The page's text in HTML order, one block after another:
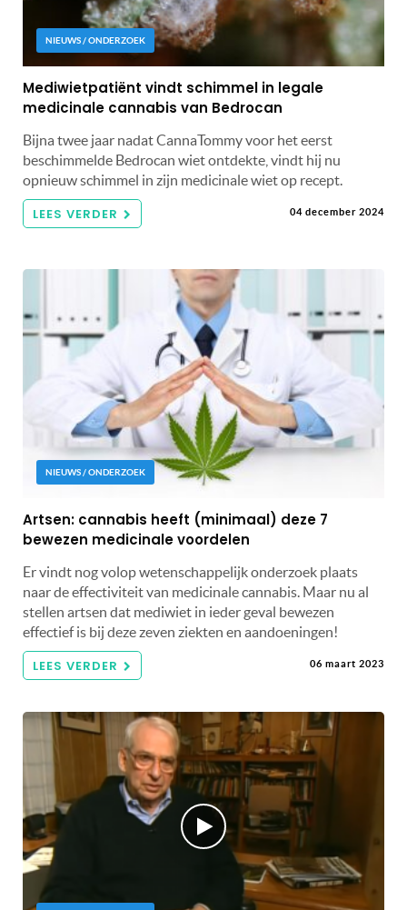
NIEUWS / ONDERZOEK
Mediwietpatiënt vindt schimmel in legale
medicinale cannabis van Bedrocan
Bijna twee jaar nadat CannaTommy voor het eerst
beschimmelde Bedrocan wiet ontdekte, vindt hij nu
opnieuw schimmel in zijn medicinale wiet op recept.
LEES VERDER 04 december 2024
NIEUWS / ONDERZOEK
Artsen: cannabis heeft (minimaal) deze 7
bewezen medicinale voordelen
Er vindt nog volop wetenschappelijk onderzoek plaats
naar de effectiviteit van medicinale cannabis. Maar nu al
stellen artsen dat mediwiet in ieder geval bewezen
effectief is bij deze zeven ziekten en aandoeningen!
LEES VERDER 06 maart 2023